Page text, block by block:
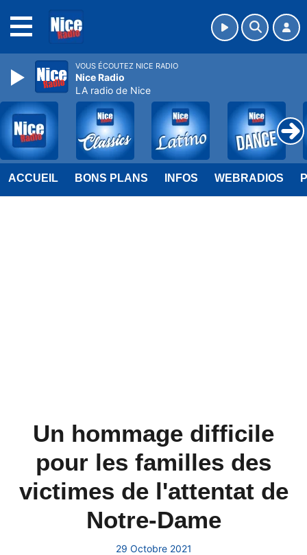
ACCUEIL BONS PLANS INFOS WEBRADIOS
Un hommage difficile
pour les familles des
victimes de l'attentat de
Notre-Dame
29 Octobre 2021
VOUS ÉCOUTEZ NICE RADIO
Nice Radio
LA radio de Nice